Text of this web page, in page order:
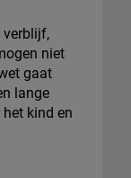
verblijf,
niet
gaat
lange
kind en